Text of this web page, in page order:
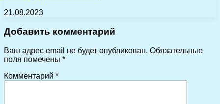
21.08.2023
Добавить комментарий
Ваш адрес email не будет опубликован. Обязательные
поля помечены *
Комментарий *